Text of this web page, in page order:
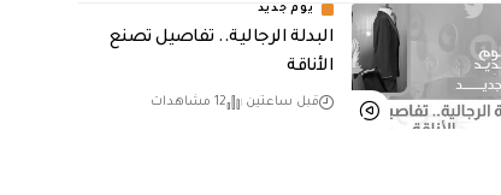
يوم جديد
البدلة الرجالية.. تفاصيل تصنع
الأناقة
قبل ساعتين 12 مشاهدات